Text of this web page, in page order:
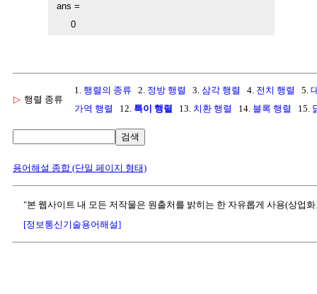
ans =
     0
▷ 행렬 종류
1. 행렬의 종류 2. 정방 행렬 3. 삼각 행렬 4. 전치 행렬 5.
가역 행렬
12. 특이 행렬 13. 치환 행렬 14. 블록 행렬 15.
검색
용어해설 종합 (단일 페이지 형태)
"본 웹사이트 내 모든 저작물은 원출처를 밝히는 한 자유롭게 사용(상업
[정보통신기술용어해설]